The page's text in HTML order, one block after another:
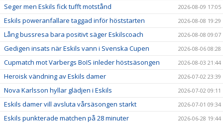
Seger men Eskils fick tufft motstånd 2026-08-09 17:05
Eskils poweranfallare taggad inför höststarten 2026-08-08 19:29
Lång bussresa bara positivt säger Eskilscoach 2026-08-08 09:07
Gedigen insats när Eskils vann i Svenska Cupen 2026-08-06 08:28
Cupmatch mot Varbergs BoIS inleder höstsäsongen 2026-08-03 21:44
Heroisk vändning av Eskils damer 2026-07-02 23:39
Nova Karlsson hyllar glädjen i Eskils 2026-07-02 09:11
Eskils damer vill avsluta vårsäsongen starkt 2026-07-01 09:34
Eskils punkterade matchen på 28 minuter 2026-06-28 19:44